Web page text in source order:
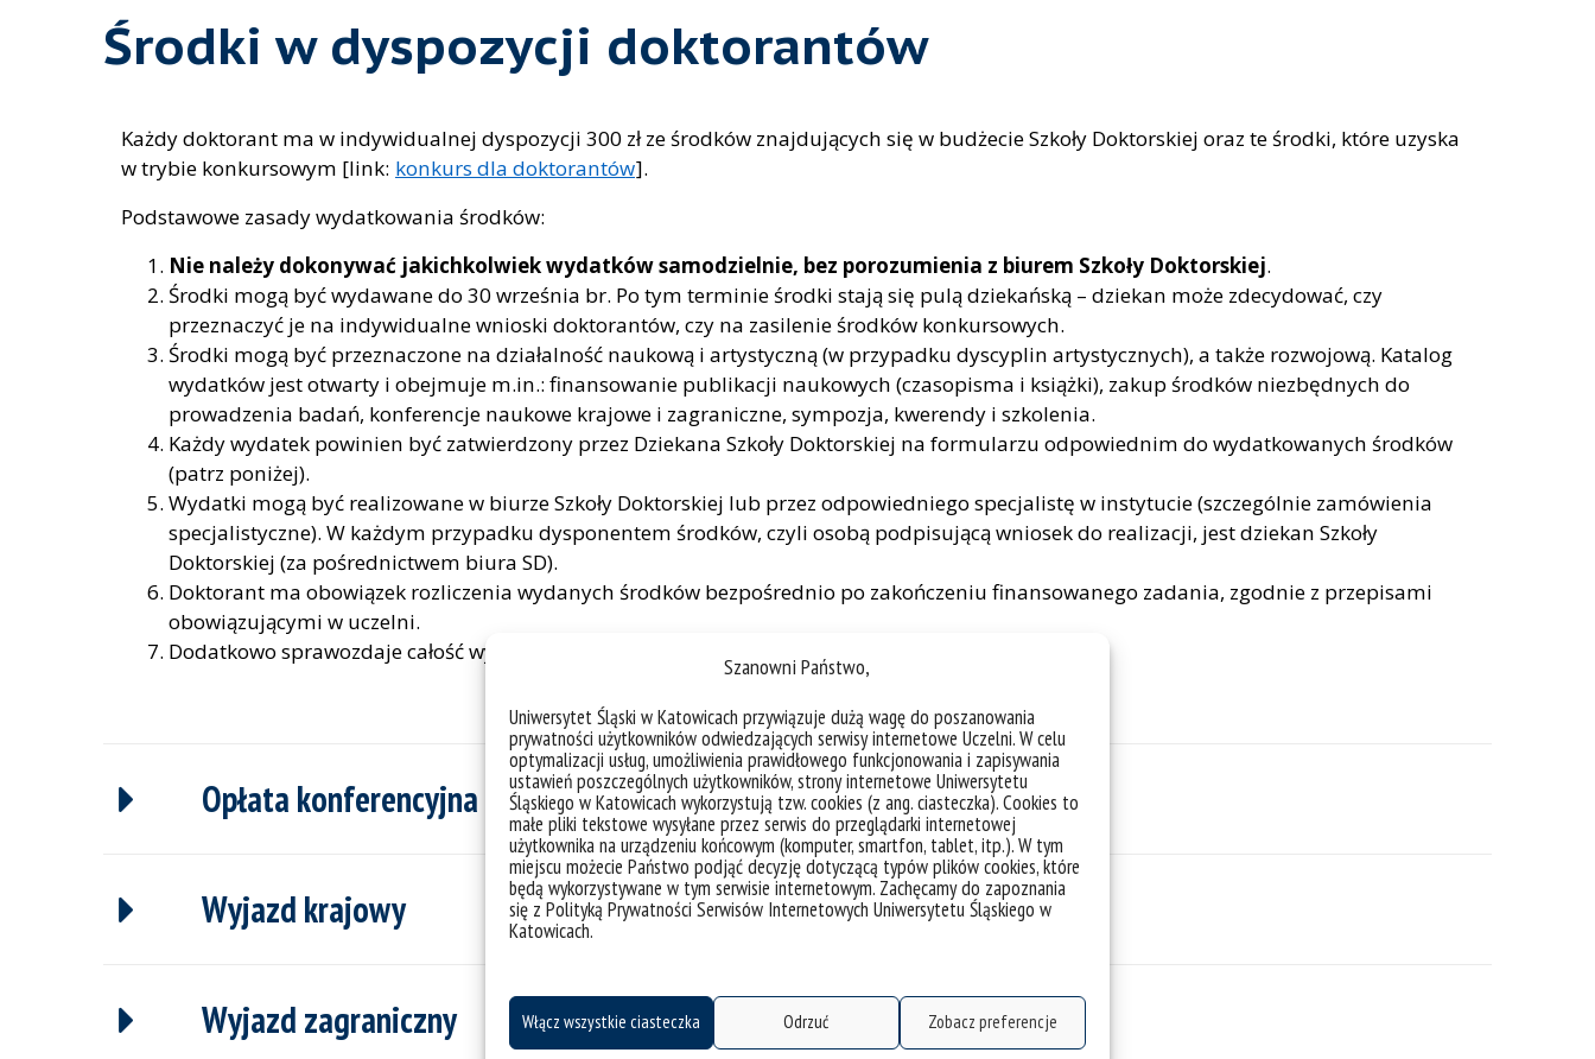
Szanowni Państwo,
Uniwersytet Śląski w Katowicach przywiązuje dużą wagę do poszanowania
prywatności użytkowników odwiedzających serwisy internetowe Uczelni. W celu
optymalizacji usług, umożliwienia prawidłowego funkcjonowania i zapisywania
ustawień poszczególnych użytkowników, strony internetowe Uniwersytetu
Śląskiego w Katowicach wykorzystują tzw. cookies (z ang. ciasteczka). Cookies to
małe pliki tekstowe wysyłane przez serwis do przeglądarki internetowej
użytkownika na urządzeniu końcowym (komputer, smartfon, tablet, itp.). W tym
miejscu możecie Państwo podjąć decyzję dotyczącą typów plików cookies, które
będą wykorzystywane w tym serwisie internetowym. Zachęcamy do zapoznania
się z Polityką Prywatności Serwisów Internetowych Uniwersytetu Śląskiego w
Katowicach.
Włącz wszystkie ciasteczka Odrzuć Zobacz preferencje
Środki w dyspozycji doktorantów
Każdy doktorant ma w indywidualnej dyspozycji 300 zł ze środków znajdujących się w budżecie Szkoły Doktorskiej oraz te środki, które uzyska
w trybie konkursowym [link: konkurs dla doktorantów].
Podstawowe zasady wydatkowania środków:
Nie należy dokonywać jakichkolwiek wydatków samodzielnie, bez porozumienia z biurem Szkoły Doktorskiej.
Środki mogą być wydawane do 30 września br. Po tym terminie środki stają się pulą dziekańską – dziekan może zdecydować, czy
przeznaczyć je na indywidualne wnioski doktorantów, czy na zasilenie środków konkursowych.
Środki mogą być przeznaczone na działalność naukową i artystyczną (w przypadku dyscyplin artystycznych), a także rozwojową. Katalog
wydatków jest otwarty i obejmuje m.in.: finansowanie publikacji naukowych (czasopisma i książki), zakup środków niezbędnych do
prowadzenia badań, konferencje naukowe krajowe i zagraniczne, sympozja, kwerendy i szkolenia.
Każdy wydatek powinien być zatwierdzony przez Dziekana Szkoły Doktorskiej na formularzu odpowiednim do wydatkowanych środków
(patrz poniżej).
Wydatki mogą być realizowane w biurze Szkoły Doktorskiej lub przez odpowiedniego specjalistę w instytucie (szczególnie zamówienia
specjalistyczne). W każdym przypadku dysponentem środków, czyli osobą podpisującą wniosek do realizacji, jest dziekan Szkoły
Doktorskiej (za pośrednictwem biura SD).
Doktorant ma obowiązek rozliczenia wydanych środków bezpośrednio po zakończeniu finansowanego zadania, zgodnie z przepisami
obowiązującymi w uczelni.
Dodatkowo sprawozdaje całość wydanych środków z danego roku kalendarzowego do 30 września.
Opłata konferencyjna
Wyjazd krajowy
Wyjazd zagraniczny